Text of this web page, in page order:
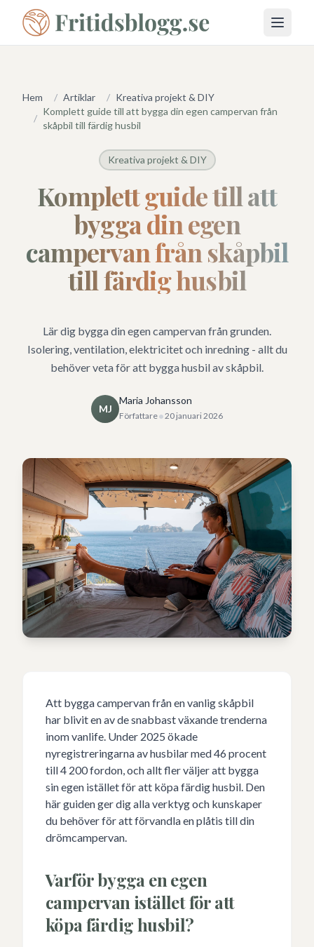
Öppna
Hem / Artiklar / Kreativa projekt & DIY
/
Komplett guide till att bygga din egen campervan från
skåpbil till färdig husbil
Kreativa projekt & DIY
Komplett guide till att
bygga din egen
campervan från skåpbil
till färdig husbil
Lär dig bygga din egen campervan från grunden.
Isolering, ventilation, elektricitet och inredning - allt du
behöver veta för att bygga husbil av skåpbil.
MJ
Maria Johansson
Författare•20 januari 2026
Att bygga campervan från en vanlig skåpbil
har blivit en av de snabbast växande trenderna
inom vanlife. Under 2025 ökade
nyregistreringarna av husbilar med 46 procent
till 4 200 fordon, och allt fler väljer att bygga
sin egen istället för att köpa färdig husbil. Den
här guiden ger dig alla verktyg och kunskaper
du behöver för att förvandla en plåtis till din
drömcampervan.
Varför bygga en egen
campervan istället för att
köpa färdig husbil?